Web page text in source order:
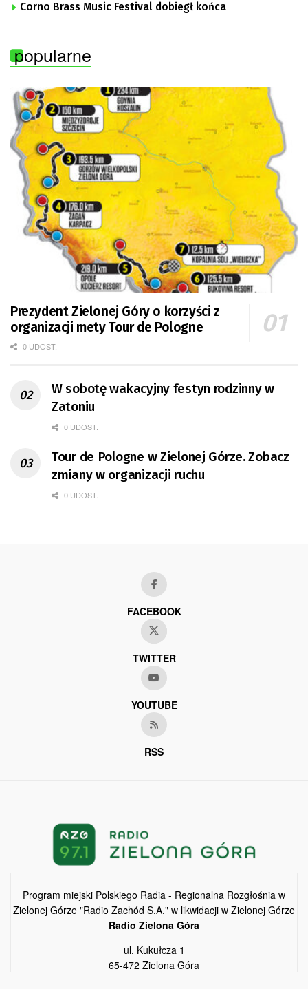
Corno Brass Music Festival dobiegł końca
popularne
Prezydent Zielonej Góry o korzyści z
organizacji mety Tour de Pologne
0 UDOST.
W sobotę wakacyjny festyn rodzinny w
Zatoniu
0 UDOST.
Tour de Pologne w Zielonej Górze. Zobacz
zmiany w organizacji ruchu
0 UDOST.
FACEBOOK
TWITTER
YOUTUBE
RSS
Program miejski Polskiego Radia - Regionalna Rozgłośnia w
Zielonej Górze "Radio Zachód S.A." w likwidacji w Zielonej Górze
Radio Zielona Góra
ul. Kukułcza 1
65-472 Zielona Góra